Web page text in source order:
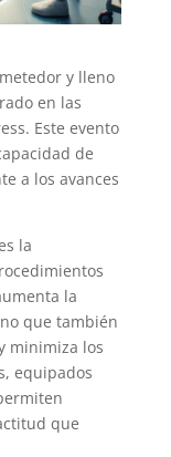
y lleno
en las
Este evento
de
a los avances
la
la
que también
minimiza los
equipados
que